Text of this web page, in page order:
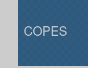
COPES